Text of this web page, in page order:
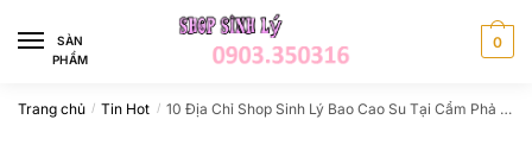
navigation
content
SÀN
PHẨM
0
Trang chủ / Tin Hot / 10 Địa Chỉ Shop Sinh Lý Bao Cao Su Tại Cẩm Phả Uy Tín – Kín Đáo – Giao Hàng Nhanh